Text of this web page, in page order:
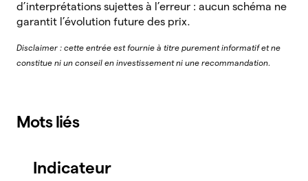
d’interprétations sujettes à l’erreur : aucun schéma ne
garantit l’évolution future des prix.
Disclaimer : cette entrée est fournie à titre purement informatif et ne
constitue ni un conseil en investissement ni une recommandation.
Mots liés
Indicateur